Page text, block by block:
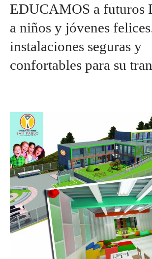
EDUCAMOS a futuros
a niños y jóvenes
instalaciones seguras y
confortables para su